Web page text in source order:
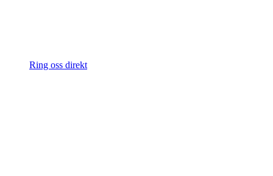
Ring oss direkt